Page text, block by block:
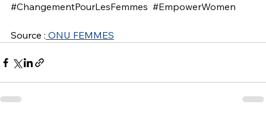
#ChangementPourLesFemmes #EmpowerWomen
Source : ONU FEMMES